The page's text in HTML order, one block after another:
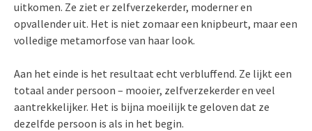
uitkomen. Ze ziet er zelfverzekerder, moderner en
opvallender uit. Het is niet zomaar een knipbeurt, maar een
volledige metamorfose van haar look.
Aan het einde is het resultaat echt verbluffend. Ze lijkt een
totaal ander persoon – mooier, zelfverzekerder en veel
aantrekkelijker. Het is bijna moeilijk te geloven dat ze
dezelfde persoon is als in het begin.